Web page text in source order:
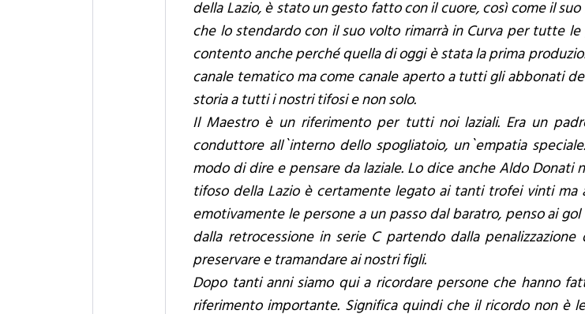
della Lazio, è stato un gesto fatto con il cuore, così come il
che lo stendardo con il suo volto rimarrà in Curva per tutte
contento anche perché quella di oggi è stata la prima
canale tematico ma come canale aperto a tutti gli abbonati
storia a tutti i nostri tifosi e non solo.
Il Maestro è un riferimento per tutti noi laziali. Era un
conduttore all`interno dello spogliatoio, un`empatia
modo di dire e pensare da laziale. Lo dice anche Aldo
tifoso della Lazio è certamente legato ai tanti trofei vinti
emotivamente le persone a un passo dal baratro, penso ai
dalla retrocessione in serie C partendo dalla
preservare e tramandare ai nostri figli.
Dopo tanti anni siamo qui a ricordare persone che hanno
riferimento importante. Significa quindi che il ricordo non è